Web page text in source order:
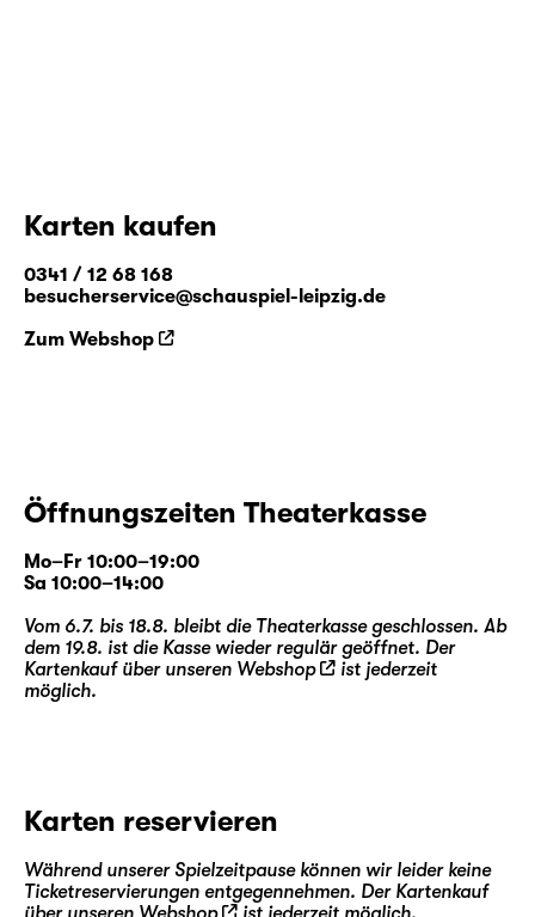
Karten kaufen
0341 / 12 68 168
besucherservice@schauspiel-leipzig.de
Zum Webshop
Öffnungszeiten Theaterkasse
Mo–Fr 10:00–19:00
Sa 10:00–14:00
Vom 6.7. bis 18.8. bleibt die Theaterkasse geschlossen. Ab
dem 19.8. ist die Kasse wieder regulär geöffnet. Der
Kartenkauf über unseren Webshop
ist jederzeit
möglich.
Karten reservieren
Während unserer Spielzeitpause können wir leider keine
Ticketreservierungen entgegennehmen. Der Kartenkauf